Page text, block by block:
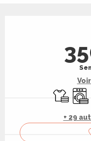
Draps et
Lave
+ 29